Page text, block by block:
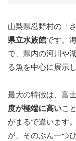
山梨県忍野村の「
県立水族館です。
で、県内の河川や
る魚を中心に展示
最大の特徴は、富
度が極端に高いこ
がまるで違います
が、そのぶん一つ